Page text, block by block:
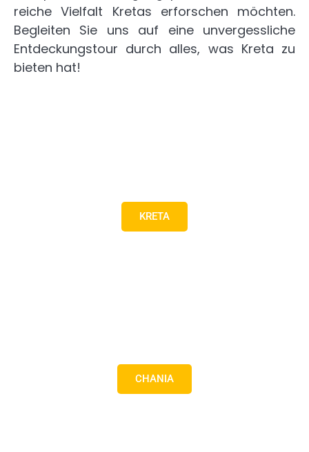
reiche Vielfalt Kretas erforschen möchten.
Begleiten Sie uns auf eine unvergessliche
Entdeckungstour durch alles, was Kreta zu
bieten hat!
KRETA
CHANIA